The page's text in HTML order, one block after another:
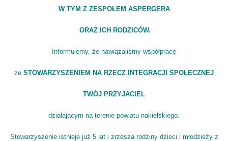
W TYM Z ZESPOŁEM ASPERGERA
ORAZ ICH RODZICÓW.
Informujemy, że nawiązaliśmy współpracę
ze STOWARZYSZENIEM NA RZECZ INTEGRACJI SPOŁECZNEJ
TWÓJ PRZYJACIEL
działającym na terenie powiatu nakielskiego.
Stowarzyszenie istnieje już 5 lat i zrzesza rodziny dzieci i młodzieży z